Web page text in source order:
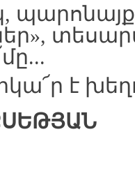
է